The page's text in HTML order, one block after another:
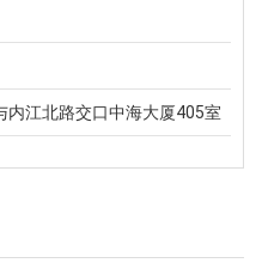
内江北路交口中海大厦405室